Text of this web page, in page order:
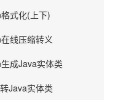
式化(上下)
线压缩转义
成Java实体类
Java实体类